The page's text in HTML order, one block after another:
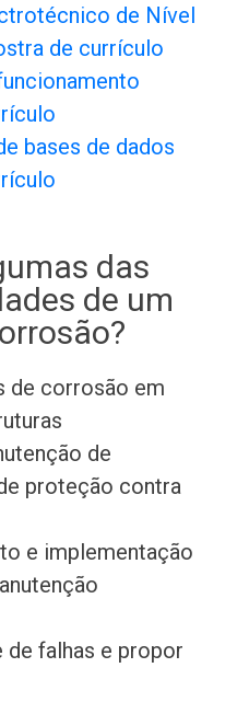
de Nível
de currículo
bases de dados
das
de um
de corrosão em
de
proteção contra
e implementação
de falhas e propor